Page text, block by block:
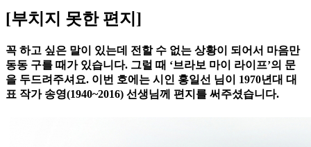
[부치지 못한 편지]
꼭 하고 싶은 말이 있는데 전할 수 없는 상황이 되어서 마음만
동동 구를 때가 있습니다. 그럴 때 ‘브라보 마이 라이프’의 문
을 두드려주셔요. 이번 호에는 시인 홍일선 님이 1970년대 대
표 작가 송영(1940~2016) 선생님께 편지를 써주셨습니다.